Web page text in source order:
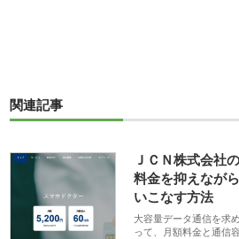
関連記事
ＪＣＮ株式会社
料金を抑えなが
いこなす方法
大容量データ通信を求
って、月額料金と通信